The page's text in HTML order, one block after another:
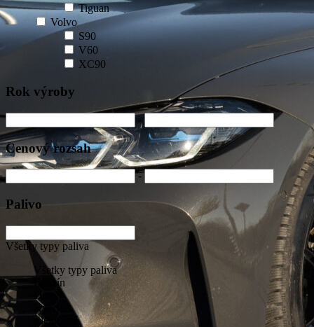
Tiguan
Volvo
S90
V60
XC90
Rok výroby
-
Cenový rozsah
-
Palivo
Všetky typy paliva
Všetky typy paliva
Benzín
Diesel
Hybrid
Elektrické